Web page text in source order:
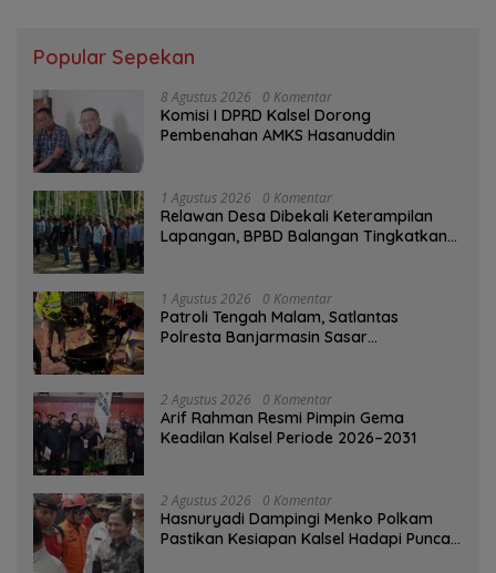
Popular Sepekan
8 Agustus 2026 0 Komentar
Komisi I DPRD Kalsel Dorong
Pembenahan AMKS Hasanuddin
1 Agustus 2026 0 Komentar
Relawan Desa Dibekali Keterampilan
Lapangan, BPBD Balangan Tingkatkan
1 Agustus 2026 0 Komentar
Patroli Tengah Malam, Satlantas
Polresta Banjarmasin Sasar
2 Agustus 2026 0 Komentar
Arif Rahman Resmi Pimpin Gema
Keadilan Kalsel Periode 2026–2031
2 Agustus 2026 0 Komentar
Hasnuryadi Dampingi Menko Polkam
Pastikan Kesiapan Kalsel Hadapi Puncak